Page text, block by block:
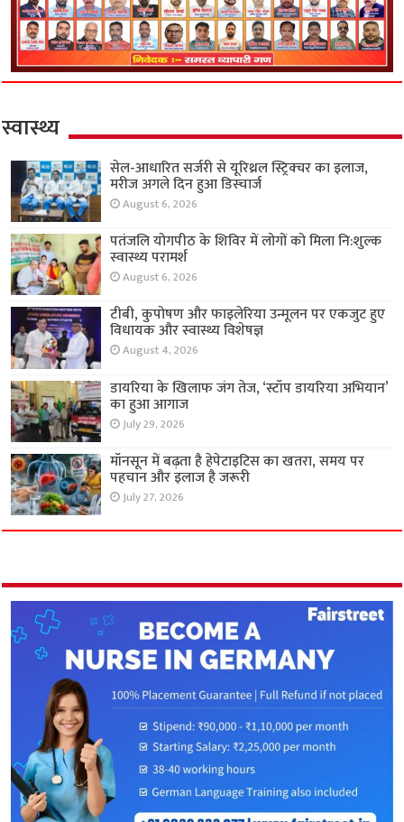
स्वास्थ्य
सेल-आधारित सर्जरी से यूरिथ्रल स्ट्रिक्चर का इलाज,
मरीज अगले दिन हुआ डिस्चार्ज
August 6, 2026
पतंजलि योगपीठ के शिविर में लोगों को मिला नि:शुल्क
स्वास्थ्य परामर्श
August 6, 2026
टीबी, कुपोषण और फाइलेरिया उन्मूलन पर एकजुट हुए
विधायक और स्वास्थ्य विशेषज्ञ
August 4, 2026
डायरिया के खिलाफ जंग तेज, ‘स्टॉप डायरिया अभियान’
का हुआ आगाज
July 29, 2026
मॉनसून में बढ़ता है हेपेटाइटिस का खतरा, समय पर
पहचान और इलाज है जरूरी
July 27, 2026